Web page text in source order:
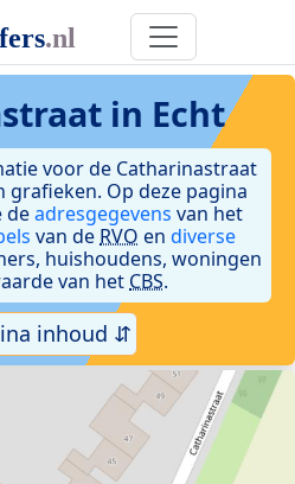
in Echt
voor de Catharinastraat
grafieken. Op deze pagina
deadresgegevens van het
van de RVO en diverse
huishoudens, woningen
van het CBS.
inhoud ⇵